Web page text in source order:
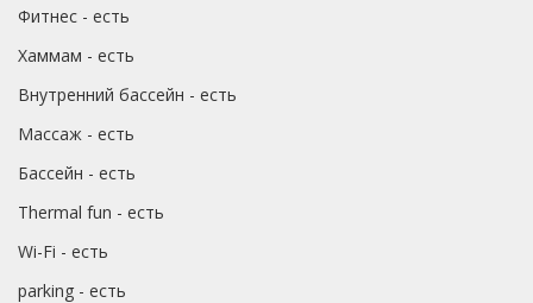
Фитнес - есть
Хаммам - есть
Внутренний бассейн - есть
Массаж - есть
Бассейн - есть
Thermal fun - есть
Wi-Fi - есть
parking - есть